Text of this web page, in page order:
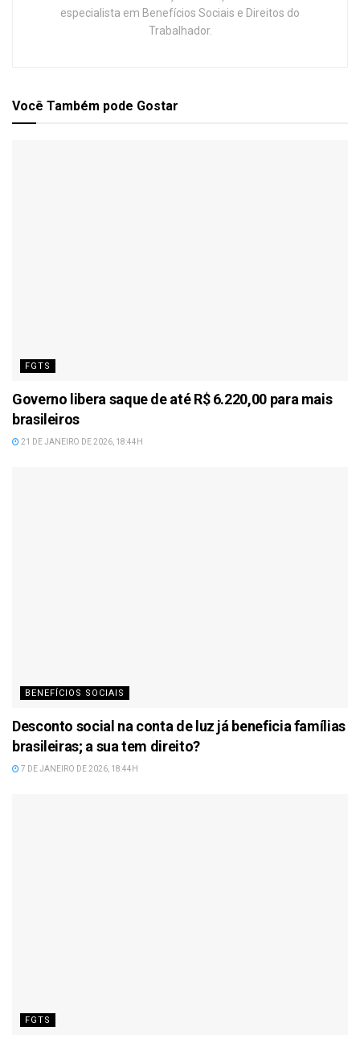
especialista em Benefícios Sociais e Direitos do
Trabalhador.
Você Também pode Gostar
FGTS
Governo libera saque de até R$ 6.220,00 para mais
brasileiros
21 DE JANEIRO DE 2026, 18:44H
BENEFÍCIOS SOCIAIS
Desconto social na conta de luz já beneficia famílias
brasileiras; a sua tem direito?
7 DE JANEIRO DE 2026, 18:44H
FGTS